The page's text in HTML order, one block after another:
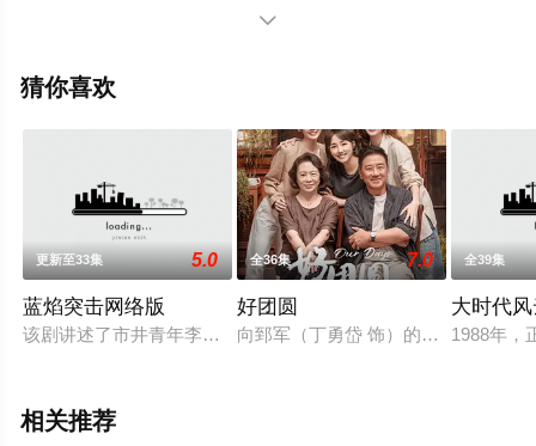
佳等演员精彩演绎的中国大陆电视剧，手机免费观看高清
可移步至豆瓣电视剧、电视猫或剧情网等平台了解。

猜你喜欢
更新至33集 5.0
蓝焰突击网络版
该剧讲述了市井青年李溪成带着救火英雄光环加入消防中队，
全36集 7.0
好团圆
向郅军（丁勇岱 饰）的三个女儿分
全39集
大时代
1988年，
相关推荐